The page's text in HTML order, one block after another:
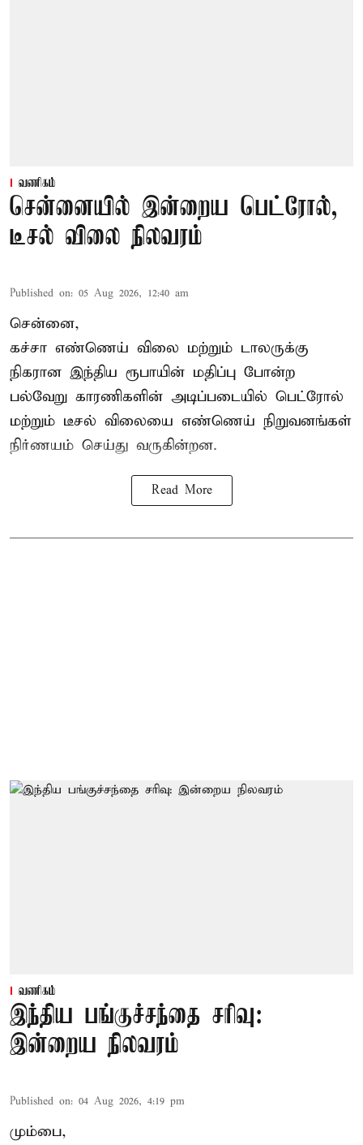
வணிகம்
சென்னையில் இன்றைய பெட்ரோல்,
டீசல் விலை நிலவரம்
Published on: 05 Aug 2026, 12:40 am
சென்னை,
கச்சா எண்ணெய் விலை மற்றும் டாலருக்கு
நிகரான இந்திய ரூபாயின் மதிப்பு போன்ற
பல்வேறு காரணிகளின் அடிப்படையில் பெட்ரோல்
மற்றும் டீசல் விலையை எண்ணெய் நிறுவனங்கள்
நிர்ணயம் செய்து வருகின்றன.
Read More
வணிகம்
இந்திய பங்குச்சந்தை சரிவு:
இன்றைய நிலவரம்
Published on: 04 Aug 2026, 4:19 pm
மும்பை,